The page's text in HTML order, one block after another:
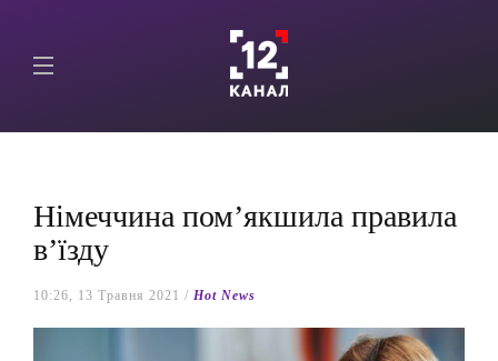
Німеччина пом’якшила правила
в’їзду
10:26, 13 Травня 2021 / Hot News